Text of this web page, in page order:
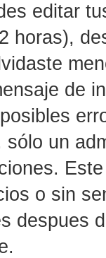
editar
horas),
de
sólo un
o sin
despues